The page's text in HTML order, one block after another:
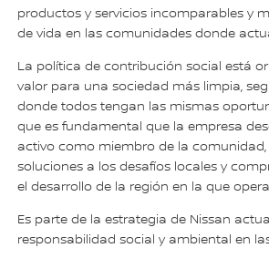
productos y servicios incomparables y
de vida en las comunidades donde
La política de contribución social está
valor para una sociedad más limpia,
donde todos tengan las mismas
que es fundamental que la empresa
activo como miembro de la
soluciones a los desafíos locales y
el desarrollo de la región en la que
Es parte de la estrategia de Nissan
responsabilidad social y ambiental en